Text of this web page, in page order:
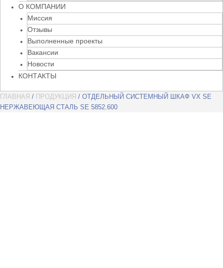
О КОМПАНИИ
Миссия
Отзывы
Выполненные проекты
Вакансии
Новости
КОНТАКТЫ
ГЛАВНАЯ / ПРОДУКЦИЯ / ОТДЕЛЬНЫЙ СИСТЕМНЫЙ ШКАФ VX SE
НЕРЖАВЕЮЩАЯ СТАЛЬ SE 5852.600